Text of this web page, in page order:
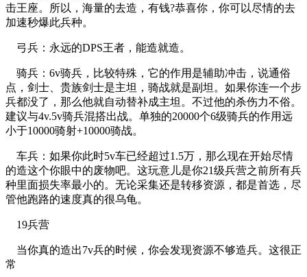
击王座。所以，海量的去造，有钱?恭喜你，你可以尽情的去
加速秒爆此兵种。
弓兵：永远的DPS王者，能造就造。
骑兵：6v骑兵，比较特殊，它的作用是辅助冲击，说通俗
点，剑士、贵族剑士是主坦，骑战就是副坦。如果你连一个步
兵都没了，那么他就自动替补成主坦。不过他的杀伤力不俗。
建议与4v.5v骑兵混搭出战。单独的20000个6级骑兵的作用远
小于10000骑射+10000骑战。
车兵：如果你此时5v车已经超过1.5万，那么现在开始尽情
的造这个你眼中的废物吧。这玩意儿是你21级兵营之前所有兵
种里面损失率最小的。无论采集还是转移资源，都是首选，尽
管他跑路的速度真的很乌龟。
19兵营
当你真的造出7v兵的时候，你会发现资源不够造兵。这很正
常